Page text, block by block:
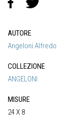
AUTORE
Angeloni Alfredo
COLLEZIONE
ANGELONI
MISURE
24 X 8